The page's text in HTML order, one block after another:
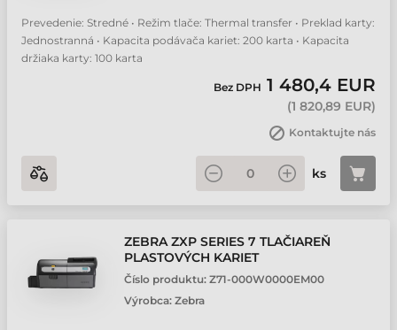
Prevedenie: Stredné • Režim tlače: Thermal transfer • Preklad karty:
Jednostranná • Kapacita podávača kariet: 200 karta • Kapacita
držiaka karty: 100 karta
Bez DPH 1 480,4 EUR
(1 820,89 EUR)
Kontaktujte nás
ks
ZEBRA ZXP SERIES 7 TLAČIAREŇ
PLASTOVÝCH KARIET
Číslo produktu: Z71-000W0000EM00
Výrobca: Zebra